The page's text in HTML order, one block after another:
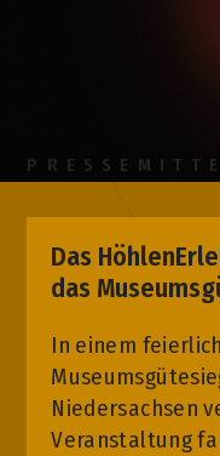
Das
das
In einem
Niedersachsen
Veranstaltung